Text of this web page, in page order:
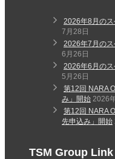
2026年8月のス
7月28日
2026年7月のス
6月26日
2026年6月のス
5月26日
第12回 NARA
み」開始 2026
第12回 NARA
先申込み」開始
TSM Group Link